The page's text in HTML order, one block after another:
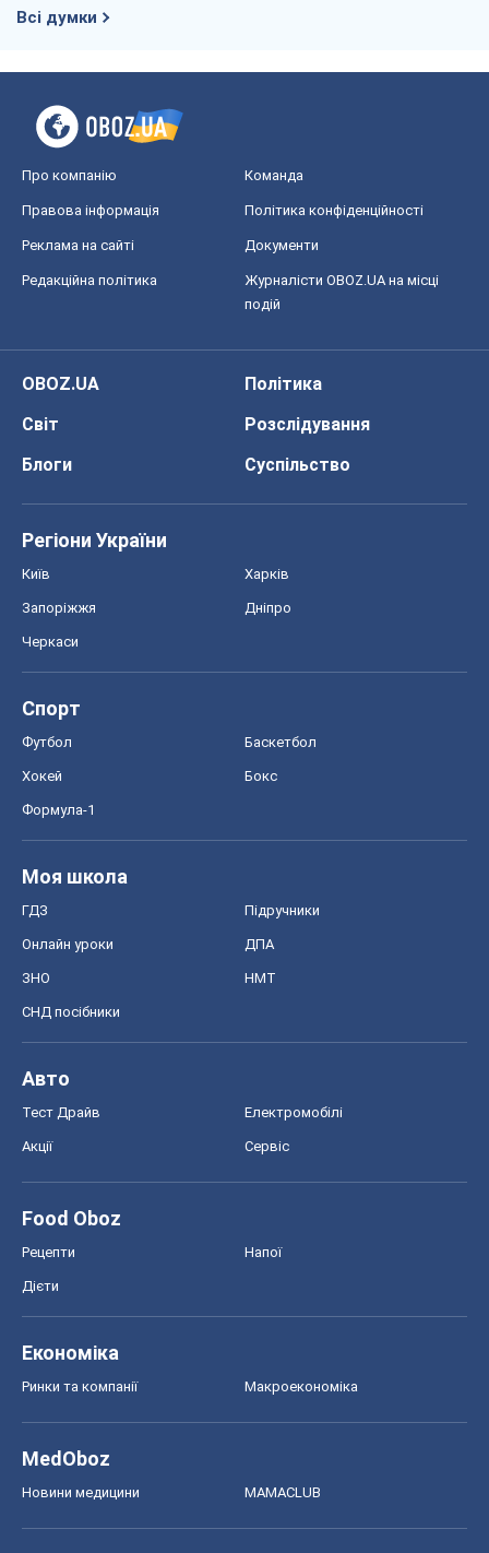
Всі думки
Про компанію Команда
Правова інформація Політика конфіденційності
Реклама на сайті Документи
Редакційна політика
Журналісти OBOZ.UA на місці
подій
OBOZ.UA
Політика
Світ
Розслідування
Блоги
Суспільство
Регіони України
Київ Харків
Запоріжжя Дніпро
Черкаси
Спорт
Футбол Баскетбол
Хокей Бокс
Формула-1
Моя школа
ГДЗ Підручники
Онлайн уроки ДПА
ЗНО НМТ
СНД посібники
Авто
Тест Драйв Електромобілі
Акції Сервіс
Food Oboz
Рецепти Напої
Дієти
Економіка
Ринки та компанії Макроекономіка
MedOboz
Новини медицини MAMACLUB